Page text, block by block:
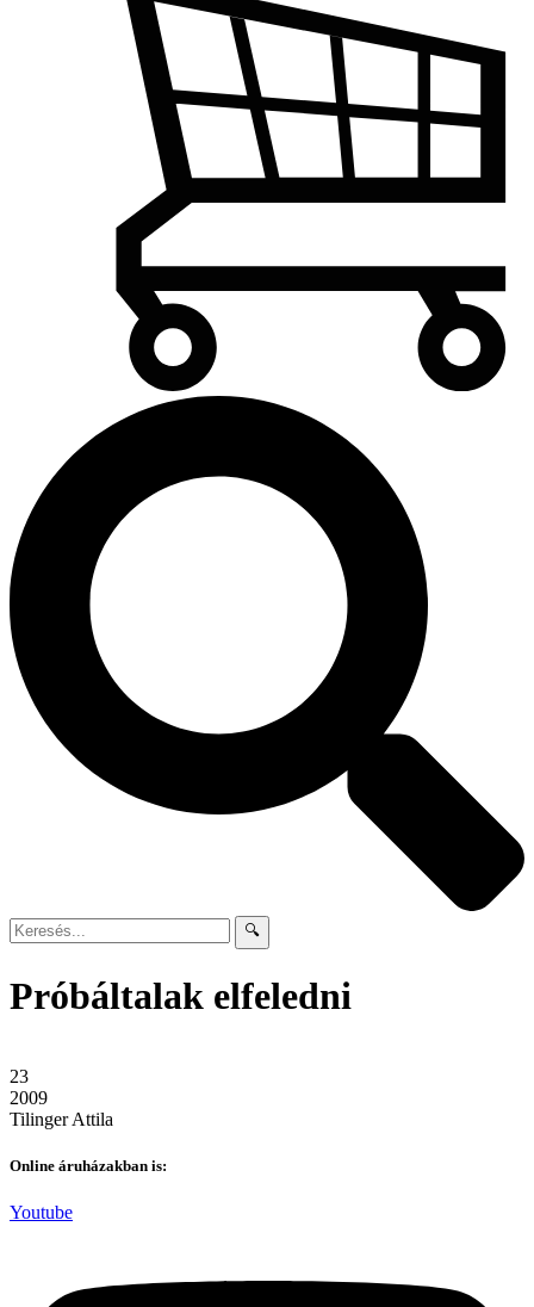
🔍
Próbáltalak elfeledni
23
2009
Tilinger Attila
Online áruházakban is:
Youtube